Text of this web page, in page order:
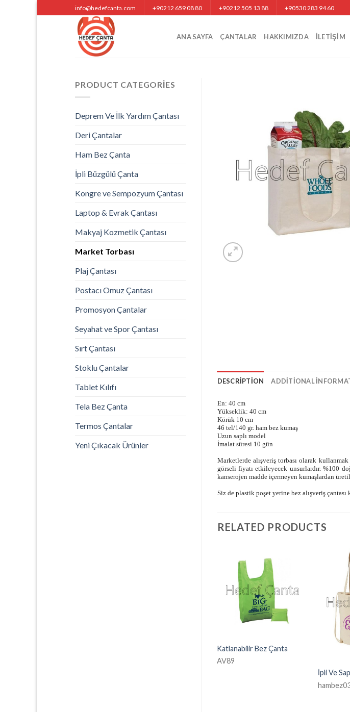
info@hedefcanta.com +90212 659 08 80 +90212 505 13 88 +90530 283 94 60
ANA SAYFA ÇANTALAR HAKKIMIZDA İLETIŞIM
PRODUCT CATEGORIES
Deprem Ve İlk Yardım Çantası
Deri Çantalar
Ham Bez Çanta
İpli Büzgülü Çanta
Kongre ve Sempozyum Çantası
Laptop & Evrak Çantası
Makyaj Kozmetik Çantası
Market Torbası
Plaj Çantası
Postacı Omuz Çantası
Promosyon Çantalar
Seyahat ve Spor Çantası
Sırt Çantası
Stoklu Çantalar
Tablet Kılıfı
Tela Bez Çanta
Termos Çantalar
Yeni Çıkacak Ürünler
DESCRIPTION ADDITIONAL
En: 40 cm
Yükseklik: 40 cm
Körük 10 cm
46 tel/140 gr. ham bez kumaş
Uzun saplı model
İmalat süresi 10 gün
Marketlerde alışveriş torbası olarak
görseli fiyatı etkileyecek unsurlardır. %100
kanserojen madde içermeyen kumaşlardan
Siz de plastik poşet yerine bez alışveriş
RELATED PRODUCTS
Katlanabilir Bez Çanta
AV89
İpli Ve